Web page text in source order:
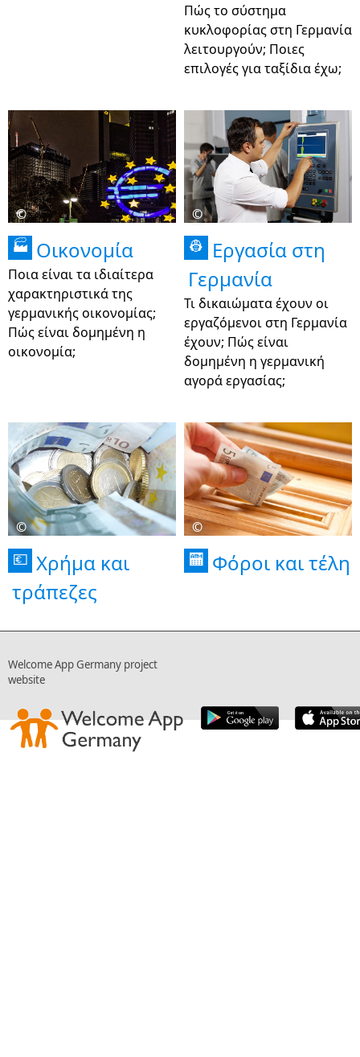
Πώς το σύστημα
κυκλοφορίας στη Γερμανία
λειτουργούν; Ποιες
επιλογές για ταξίδια έχω;
©
🏭 Οικονομία
Ποια είναι τα ιδιαίτερα
χαρακτηριστικά της
γερμανικής οικονομίας;
Πώς είναι δομημένη η
οικονομία;
©
👷
Εργασία στη
Γερμανία
Τι δικαιώματα έχουν οι
εργαζόμενοι στη Γερμανία
έχουν; Πώς είναι
δομημένη η γερμανική
αγορά εργασίας;
©
💶 Χρήμα και
τράπεζες
©
🏧 Φόροι και τέλη
Welcome App Germany project
website